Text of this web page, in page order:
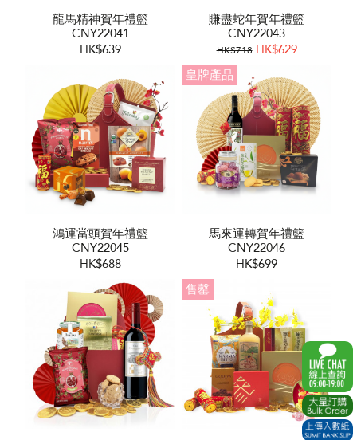
龍馬精神賀年禮籃
CNY22041
HK$639
賺盡蛇年賀年禮籃
CNY22043
HK$718 HK$629
鴻運當頭賀年禮籃
CNY22045
HK$688
皇牌產品
馬來運轉賀年禮籃
CNY22046
HK$699
售罄